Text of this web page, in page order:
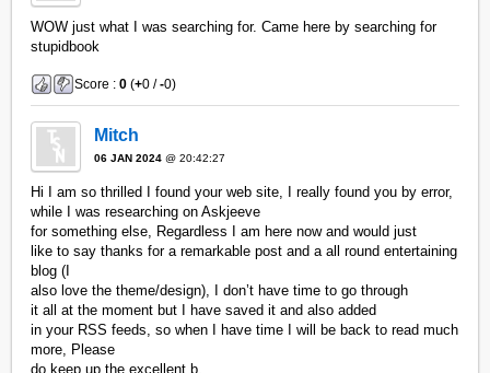
WOW just what I was searching for. Came here by searching for
stupidbook
Score :0 (+0 /-0)
Mitch
06 JAN 2024 @ 20:42:27
Hi I am so thrilled I found your web site, I really found you by error,
while I was researching on Askjeeve
for something else, Regardless I am here now and would just
like to say thanks for a remarkable post and a all round entertaining
blog (I
also love the theme/design), I don’t have time to go through
it all at the moment but I have saved it and also added
in your RSS feeds, so when I have time I will be back to read much
more, Please
do keep up the excellent b.